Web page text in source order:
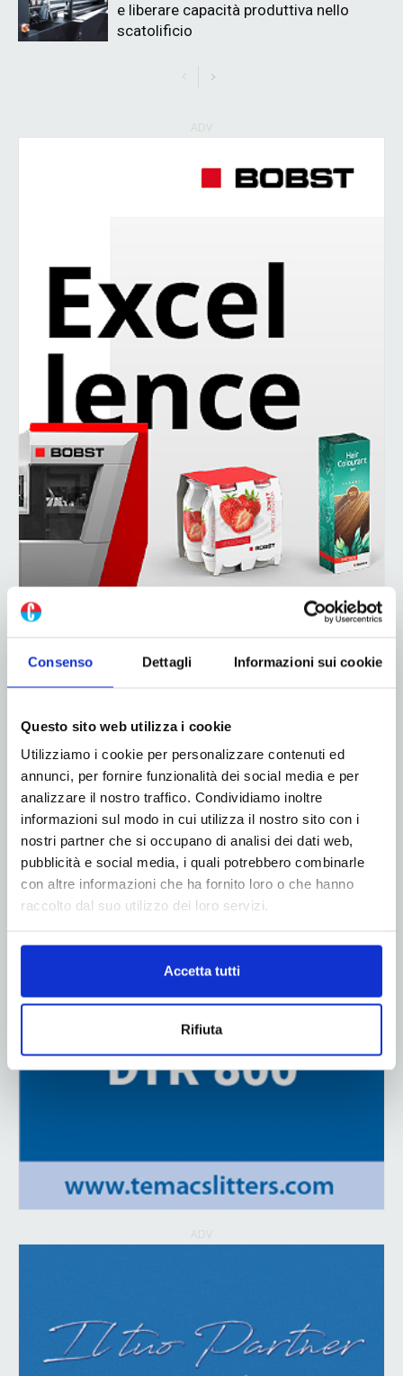
Consenso Dettagli Informazioni sui cookie
Questo sito web utilizza i cookie
Utilizziamo i cookie per personalizzare contenuti ed
annunci, per fornire funzionalità dei social media e per
analizzare il nostro traffico. Condividiamo inoltre
informazioni sul modo in cui utilizza il nostro sito con i
nostri partner che si occupano di analisi dei dati web,
pubblicità e social media, i quali potrebbero combinarle
con altre informazioni che ha fornito loro o che hanno
raccolto dal suo utilizzo dei loro servizi.
Accetta tutti
Rifiuta
e liberare capacità produttiva nello
scatolificio
ADV